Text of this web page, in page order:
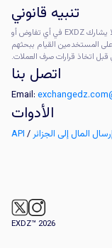
تنبيه قانوني
المعلومات الموجودة في هذا الموقع لأغراض إعلامية فقط. لا يشارك EXDZ في أي تفاوض أو
المستخدمين القيام ببحثهم
اتخاذ قرارات صرف العملات.
اتصل بنا
Email:
الأدوات
المال إلى الجزائر /
API
EXDZ™ 2026